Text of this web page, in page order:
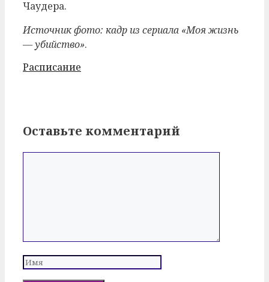
Чаудера.
Источник фото: кадр из сериала «Моя жизнь
— убийство».
Рубрики
Расписание
Оставьте комментарий
Имя